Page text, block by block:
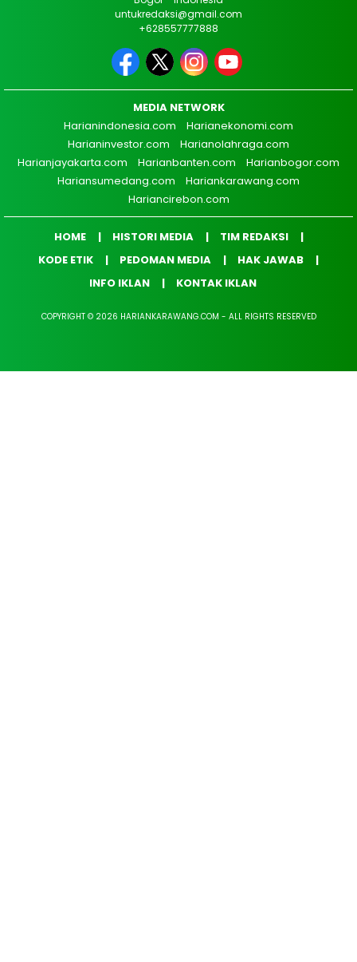
untukredaksi@gmail.com
+628557777888
MEDIA NETWORK
Harianindonesia.com
Harianekonomi.com
Harianinvestor.com
Harianolahraga.com
Harianjayakarta.com
Harianbanten.com
Harianbogor.com
Hariansumedang.com
Hariankarawang.com
Hariancirebon.com
HOME HISTORI MEDIA
TIM REDAKSI
KODE ETIK
PEDOMAN MEDIA
HAK JAWAB
INFO IKLAN
KONTAK IKLAN
COPYRIGHT © 2026 HARIANKARAWANG.COM - ALL RIGHTS RESERVED